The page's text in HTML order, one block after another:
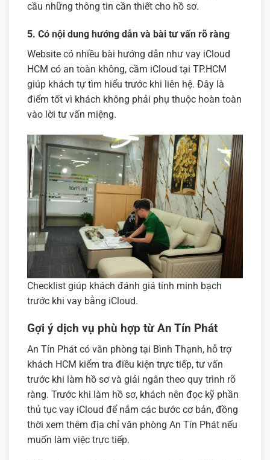
cầu những thông tin cần thiết cho hồ sơ.
5. Có nội dung hướng dẫn và bài tư vấn rõ ràng
Website có nhiều bài hướng dẫn như vay iCloud
HCM có an toàn không, cầm iCloud tại TP.HCM
giúp khách tự tìm hiểu trước khi liên hệ. Đây là
điểm tốt vì khách không phải phụ thuộc hoàn toàn
vào lời tư vấn miệng.
Checklist giúp khách đánh giá tính minh bạch
trước khi vay bằng iCloud.
Gợi ý dịch vụ phù hợp từ An Tín Phát
An Tín Phát có văn phòng tại Bình Thạnh, hỗ trợ
khách HCM kiểm tra điều kiện trực tiếp, tư vấn
trước khi làm hồ sơ và giải ngân theo quy trình rõ
ràng. Trước khi làm hồ sơ, khách nên đọc kỹ phần
thủ tục vay iCloud để nắm các bước cơ bản, đồng
thời xem thêm địa chỉ văn phòng An Tín Phát nếu
muốn làm việc trực tiếp.